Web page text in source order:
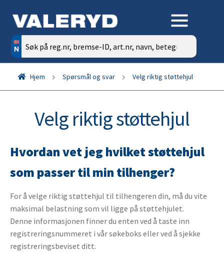
Søk
etter:
Hjem Spørsmål og svar Velg riktig støttehjul
Velg riktig støttehjul
Hvordan vet jeg hvilket støttehjul
som passer til min tilhenger?
For å velge riktig støttehjul til tilhengeren din, må du vite
maksimal belastning som vil ligge på støttehjulet.
Denne informasjonen finner du enten ved å taste inn
registreringsnummeret i vår søkeboks eller ved å sjekke
registreringsbeviset ditt.